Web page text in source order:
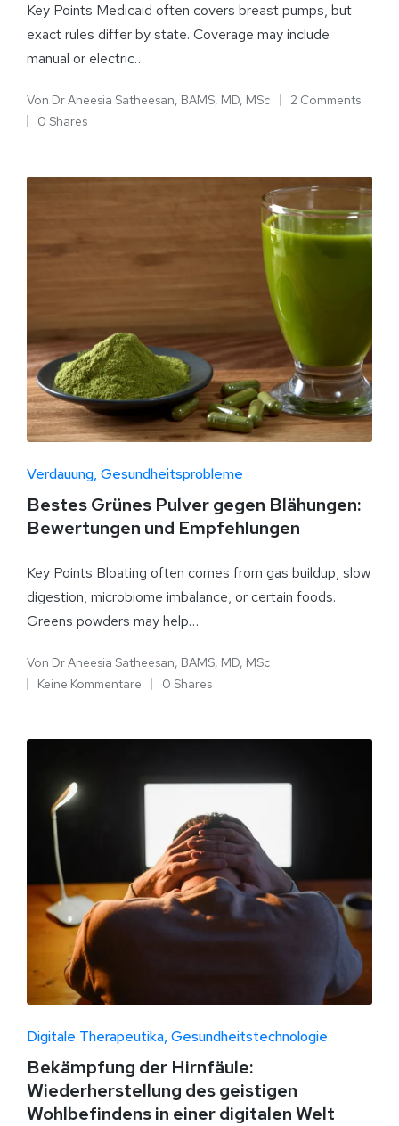
Key Points Medicaid often covers breast pumps, but
exact rules differ by state. Coverage may include
manual or electric…
Von Dr Aneesia Satheesan, BAMS, MD, MSc
2 Comments
0 Shares
Verdauung Gesundheitsprobleme
Bestes Grünes Pulver gegen Blähungen:
Bewertungen und Empfehlungen
Key Points Bloating often comes from gas buildup, slow
digestion, microbiome imbalance, or certain foods.
Greens powders may help…
Von Dr Aneesia Satheesan, BAMS, MD, MSc
Keine Kommentare
0 Shares
Digitale Therapeutika Gesundheitstechnologie
Bekämpfung der Hirnfäule:
Wiederherstellung des geistigen
Wohlbefindens in einer digitalen Welt